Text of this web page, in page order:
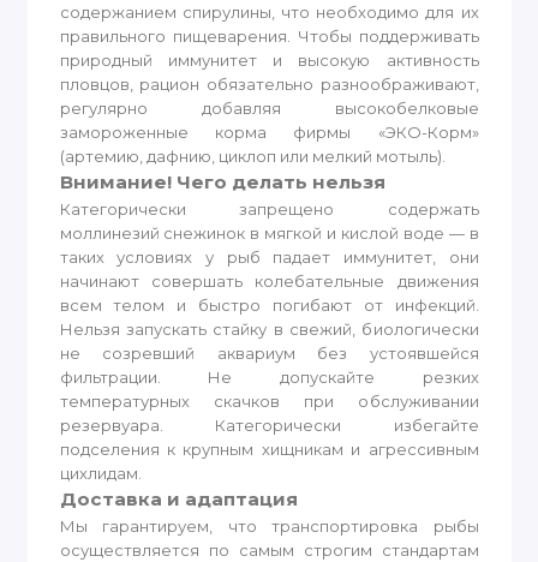
содержанием спирулины, что необходимо для их
правильного пищеварения. Чтобы поддерживать
природный иммунитет и высокую активность
пловцов, рацион обязательно разноображивают,
регулярно добавляя высокобелковые
замороженные корма фирмы «ЭКО-Корм»
(артемию, дафнию, циклоп или мелкий мотыль).
Внимание! Чего делать нельзя
Категорически запрещено содержать
моллинезий снежинок в мягкой и кислой воде — в
таких условиях у рыб падает иммунитет, они
начинают совершать колебательные движения
всем телом и быстро погибают от инфекций.
Нельзя запускать стайку в свежий, биологически
не созревший аквариум без устоявшейся
фильтрации. Не допускайте резких
температурных скачков при обслуживании
резервуара. Категорически избегайте
подселения к крупным хищникам и агрессивным
цихлидам.
Доставка и адаптация
Мы гарантируем, что транспортировка рыбы
осуществляется по самым строгим стандартам